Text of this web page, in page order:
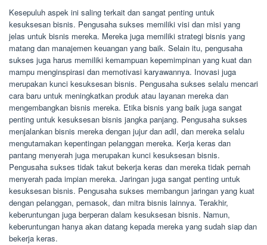
Kesepuluh aspek ini saling terkait dan sangat penting untuk
kesuksesan bisnis. Pengusaha sukses memiliki visi dan misi yang
jelas untuk bisnis mereka. Mereka juga memiliki strategi bisnis yang
matang dan manajemen keuangan yang baik. Selain itu, pengusaha
sukses juga harus memiliki kemampuan kepemimpinan yang kuat dan
mampu menginspirasi dan memotivasi karyawannya. Inovasi juga
merupakan kunci kesuksesan bisnis. Pengusaha sukses selalu mencari
cara baru untuk meningkatkan produk atau layanan mereka dan
mengembangkan bisnis mereka. Etika bisnis yang baik juga sangat
penting untuk kesuksesan bisnis jangka panjang. Pengusaha sukses
menjalankan bisnis mereka dengan jujur dan adil, dan mereka selalu
mengutamakan kepentingan pelanggan mereka. Kerja keras dan
pantang menyerah juga merupakan kunci kesuksesan bisnis.
Pengusaha sukses tidak takut bekerja keras dan mereka tidak pernah
menyerah pada impian mereka. Jaringan juga sangat penting untuk
kesuksesan bisnis. Pengusaha sukses membangun jaringan yang kuat
dengan pelanggan, pemasok, dan mitra bisnis lainnya. Terakhir,
keberuntungan juga berperan dalam kesuksesan bisnis. Namun,
keberuntungan hanya akan datang kepada mereka yang sudah siap dan
bekerja keras.